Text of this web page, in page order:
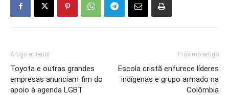
Artigo anterior
Toyota e outras grandes
empresas anunciam fim do
apoio à agenda LGBT
Próximo artigo
Escola cristã enfurece líderes
indígenas e grupo armado na
Colômbia